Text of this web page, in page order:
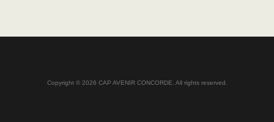
Copyright © 2026 CAP AVENIR CONCORDE. All rights reserved.